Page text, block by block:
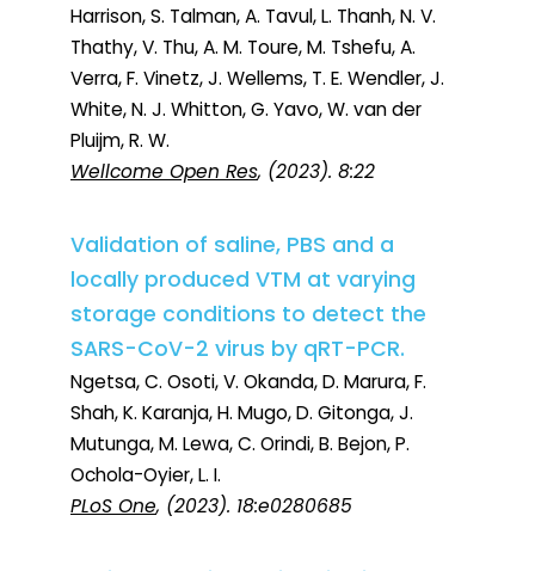
Harrison, S. Talman, A. Tavul, L. Thanh, N. V.
Thathy, V. Thu, A. M. Toure, M. Tshefu, A.
Verra, F. Vinetz, J. Wellems, T. E. Wendler, J.
White, N. J. Whitton, G. Yavo, W. van der
Pluijm, R. W.
Wellcome Open Res, (2023). 8:22
Validation of saline, PBS and a
locally produced VTM at varying
storage conditions to detect the
SARS-CoV-2 virus by qRT-PCR.
Ngetsa, C. Osoti, V. Okanda, D. Marura, F.
Shah, K. Karanja, H. Mugo, D. Gitonga, J.
Mutunga, M. Lewa, C. Orindi, B. Bejon, P.
Ochola-Oyier, L. I.
PLoS One, (2023). 18:e0280685